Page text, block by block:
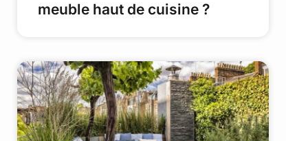
meuble haut de cuisine ?